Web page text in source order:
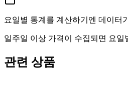
요일별 통계를 계산하기엔 데이터
일주일 이상 가격이 수집되면 요
관련 상품